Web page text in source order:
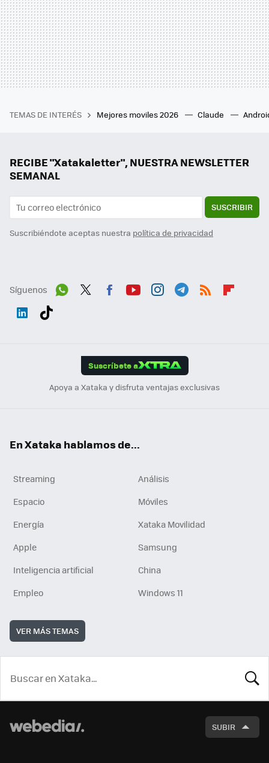
TEMAS DE INTERÉS Mejores moviles 2026 Claude
RECIBE "Xatakaletter", NUESTRA NEWSLETTER
SEMANAL
SUSCRIBIR
Suscribiéndote aceptas nuestra política de privacidad
Síguenos
Suscríbete a
Apoya a Xataka y disfruta ventajas exclusivas
En Xataka hablamos de...
Streaming
Análisis
Espacio
Móviles
Energía
Xataka Movilidad
Apple
Samsung
Inteligencia artificial
China
Empleo
Windows 11
VER MÁS TEMAS
SUBIR